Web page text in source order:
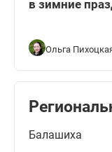
в зимние
Ольга
Балашиха